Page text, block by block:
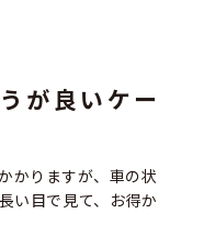
が良いケー
かりますが、車の状
い目で見て、お得か